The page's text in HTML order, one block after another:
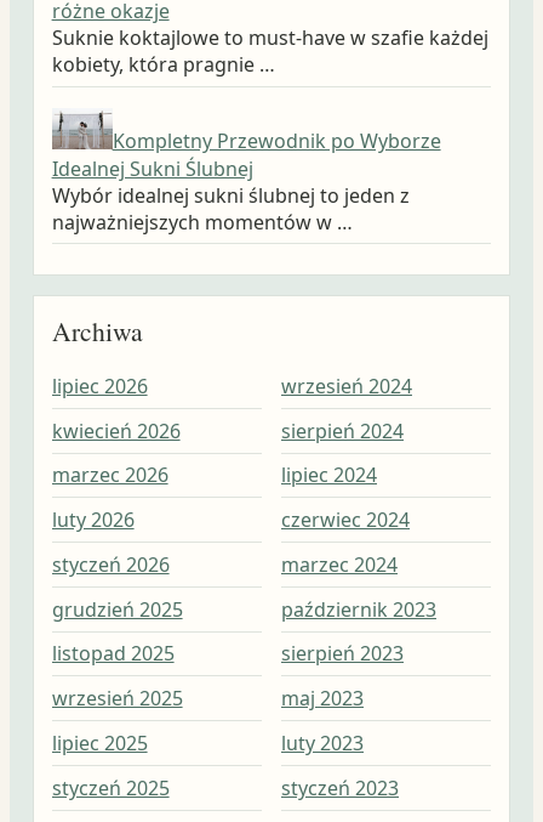
różne okazje
Suknie koktajlowe to must-have w szafie każdej
kobiety, która pragnie …
Kompletny Przewodnik po Wyborze
Idealnej Sukni Ślubnej
Wybór idealnej sukni ślubnej to jeden z
najważniejszych momentów w …
Archiwa
lipiec 2026
kwiecień 2026
marzec 2026
luty 2026
styczeń 2026
grudzień 2025
listopad 2025
wrzesień 2025
lipiec 2025
styczeń 2025
wrzesień 2024
sierpień 2024
lipiec 2024
czerwiec 2024
marzec 2024
październik 2023
sierpień 2023
maj 2023
luty 2023
styczeń 2023